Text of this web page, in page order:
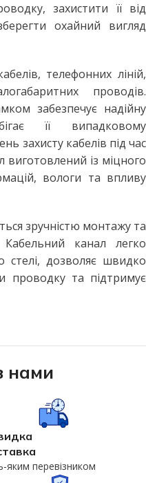
захистити її від
охайний вигляд
телефонних ліній,
проводів.
забезпечує надійну
її випадковому
захисту кабелів під час
виготовлений із міцного
вологи та впливу
зручністю монтажу та
канал легко
стелі, дозволяє швидко
проводку та підтримує
нами
яким перевізником